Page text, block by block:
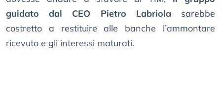
guidato dal CEO Pietro Labriola sarebbe
costretto a restituire alle banche l’ammontare
ricevuto e gli interessi maturati.